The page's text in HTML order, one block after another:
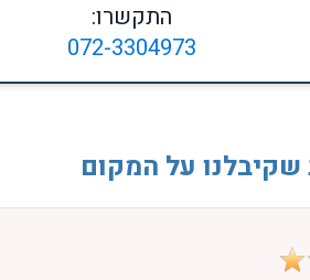
התקשרו:
072-3304973
שקיבלנו על המקום